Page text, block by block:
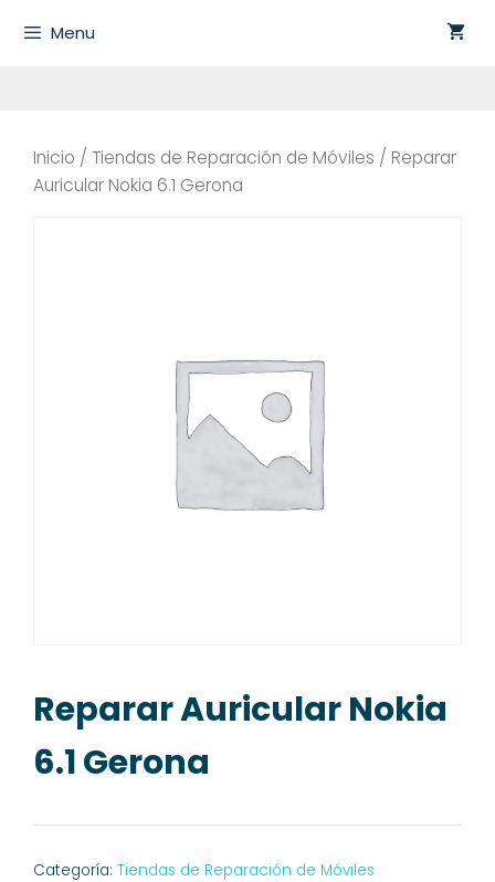
Menu
Inicio / Tiendas de Reparación de Móviles / Reparar
Auricular Nokia 6.1 Gerona
Reparar Auricular Nokia
6.1 Gerona
Categoría: Tiendas de Reparación de Móviles